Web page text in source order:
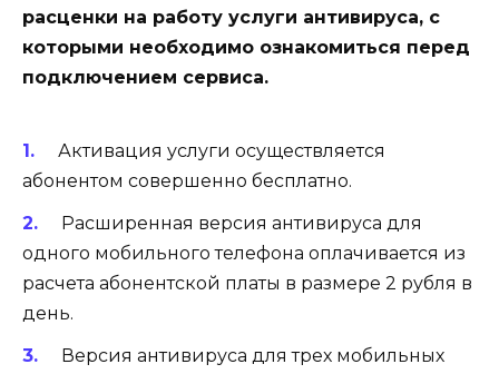
расценки на работу услуги антивируса, с
которыми необходимо ознакомиться перед
подключением сервиса.
Активация услуги осуществляется
абонентом совершенно бесплатно.
Расширенная версия антивируса для
одного мобильного телефона оплачивается из
расчета абонентской платы в размере 2 рубля в
день.
Версия антивируса для трех мобильных